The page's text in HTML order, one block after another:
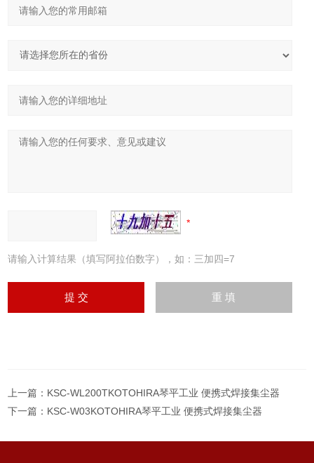
请输入计算结果（填写阿拉伯数字），如：三加四=7
上一篇： KSC-WL200TKOTOHIRA琴平工业 便携式焊接集尘器
下一篇： KSC-W03KOTOHIRA琴平工业 便携式焊接集尘器